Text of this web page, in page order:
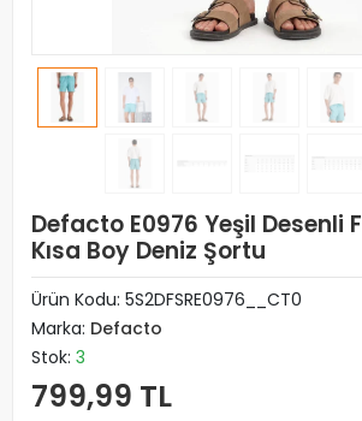
Defacto E0976 Yeşil Desenli
Kısa Boy Deniz Şortu
Ürün Kodu: 5S2DFSRE0976__CT0
Marka: Defacto
Stok: 3
799,99 TL